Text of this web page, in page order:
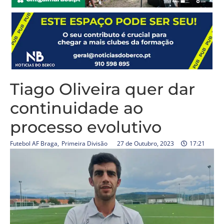
Tiago Oliveira quer dar
continuidade ao
processo evolutivo
Futebol AF Braga, Primeira Divisão 27 de Outubro, 2023 17:21